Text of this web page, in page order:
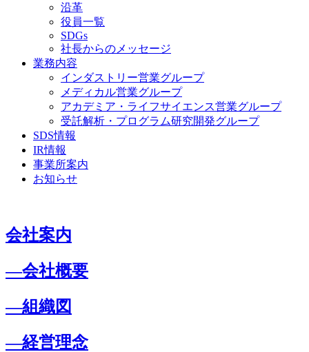
沿革
役員一覧
SDGs
社長からのメッセージ
業務内容
インダストリー営業グループ
メディカル営業グループ
アカデミア・ライフサイエンス営業グループ
受託解析・プログラム研究開発グループ
SDS情報
IR情報
事業所案内
お知らせ
会社案内
―会社概要
―組織図
―経営理念